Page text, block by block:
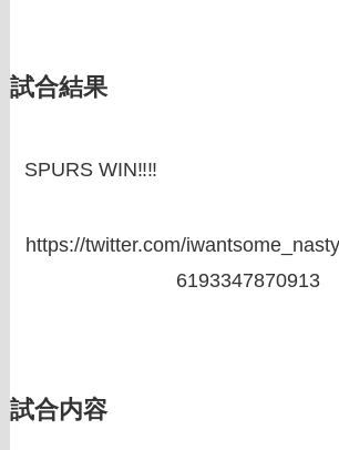
試合結果
SPURS WIN‼‼
https://twitter.com/
6193347870913
試合内容